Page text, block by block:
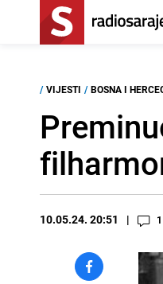
/ VIJESTI / BOSNA I
10.05.24. 20:51 1